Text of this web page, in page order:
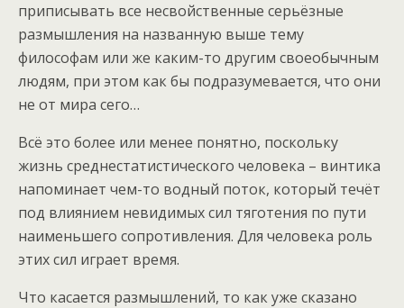
приписывать все несвойственные серьёзные
размышления на названную выше тему
философам или же каким-то другим своеобычным
людям, при этом как бы подразумевается, что они
не от мира сего…
Всё это более или менее понятно, поскольку
жизнь среднестатистического человека – винтика
напоминает чем-то водный поток, который течёт
под влиянием невидимых сил тяготения по пути
наименьшего сопротивления. Для человека роль
этих сил играет время.
Что касается размышлений, то как уже сказано